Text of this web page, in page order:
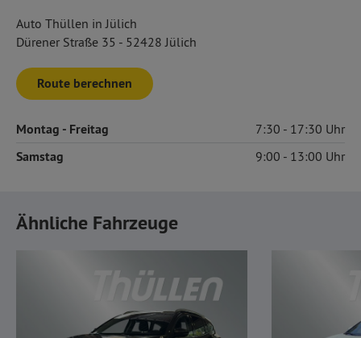
Auto Thüllen in Jülich
Dürener Straße 35 - 52428 Jülich
Route berechnen
Montag - Freitag 7:30 17:30
Samstag 9:00 13:00
Ähnliche Fahrzeuge